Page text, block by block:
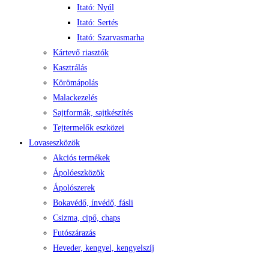
Itató: Nyúl
Itató: Sertés
Itató: Szarvasmarha
Kártevő riasztók
Kasztrálás
Körömápolás
Malackezelés
Sajtformák, sajtkészítés
Tejtermelők eszközei
Lovaseszközök
Akciós termékek
Ápolóeszközök
Ápolószerek
Bokavédő, ínvédő, fásli
Csizma, cipő, chaps
Futószárazás
Heveder, kengyel, kengyelszíj